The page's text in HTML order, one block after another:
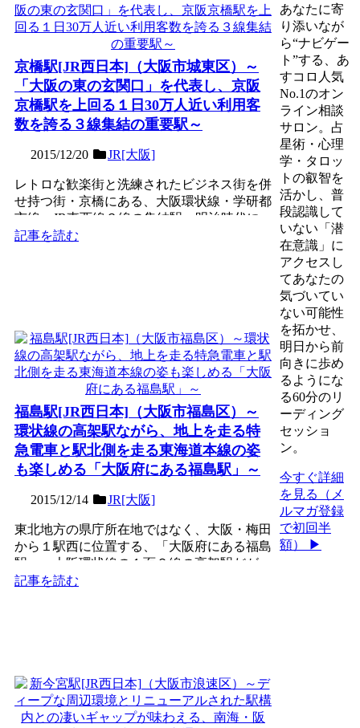
京橋駅[JR西日本]（大阪市城東区）～
「大阪の東の玄関口」を代表し、京阪
京橋駅を上回る１日30万人近い利用客
数を誇る３線集結の重要駅～
2015/12/20 JR[大阪]
レトロな歓楽街と洗練されたビジネス街を併
せ持つ街・京橋にある、大阪環状線・学研都
市線・JR東西線３線の集結駅。明治時代に
浪速鉄道（現・学研都...
記事を読む
福島駅[JR西日本]（大阪市福島区）～
環状線の高架駅ながら、地上を走る特
急電車と駅北側を走る東海道本線の姿
も楽しめる「大阪府にある福島駅」～
2015/12/14 JR[大阪]
東北地方の県庁所在地ではなく、大阪・梅田
から１駅西に位置する、「大阪府にある福島
駅」。大阪環状線の１面２線の高架駅だが、
駅の真北の地上を梅田...
記事を読む
あなたに寄
り添いなが
ら“ナビゲー
ト”する、あ
すコロ人気
No.1のオン
ライン相談
サロン。占
星術・心理
学・タロッ
トの叡智を
活かし、普
段認識して
いない「潜
在意識」に
アクセスし
てあなたの
気づいてい
ない可能性
を拓かせ、
明日から前
向きに歩め
るようにな
る60分のリ
ーディング
セッショ
ン。
今すぐ詳細
を見る（メ
ルマガ登録
で初回半
額） ▶